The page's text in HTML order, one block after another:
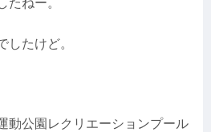
たねー。
したけど。
動公園レクリエーションプール